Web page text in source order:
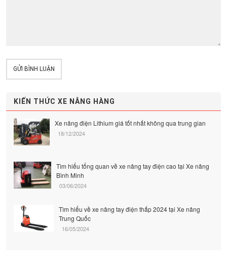
GỬI BÌNH LUẬN
KIẾN THỨC XE NÂNG HÀNG
Xe nâng điện Lithium giá tốt nhất không qua trung gian
18/12/2024
Tìm hiểu tổng quan về xe nâng tay điện cao tại Xe nâng
Bình Minh
03/06/2024
Tìm hiểu về xe nâng tay điện thấp 2024 tại Xe nâng
Trung Quốc
16/05/2024